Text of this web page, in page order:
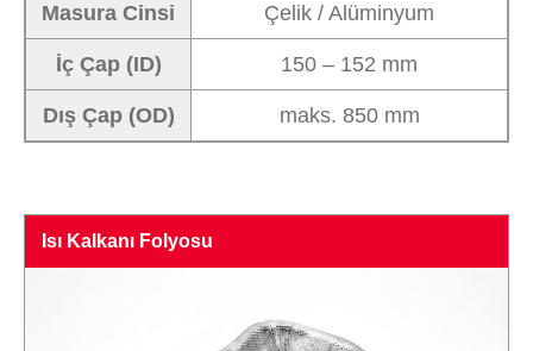
Masura Cinsi Çelik / Alüminyum
İç Çap (ID) 150 – 152 mm
Dış Çap (OD) maks. 850 mm
Isı Kalkanı Folyosu